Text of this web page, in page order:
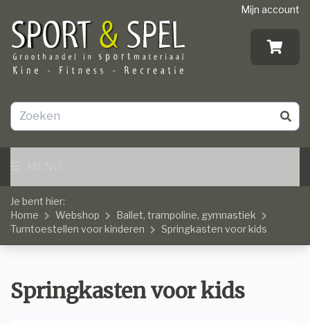
Mijn account
Je bent hier:
Home
Webshop
Ballet, trampoline, gymnastiek
Turntoestellen voor kinderen
Springkasten voor kids
Springkasten voor kids